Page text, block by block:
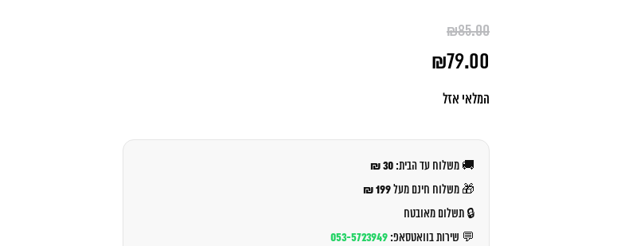
₪85.00
המקורי
₪85.00.
₪79.00
הנוכחי
המלאי אזל
🚚 משלוח עד הבית: 30 ₪
🎁 משלוח חינם מעל199 ₪
🔒 תשלום מאובטח
💬 שירות בוואטסאפ: 053-5723949